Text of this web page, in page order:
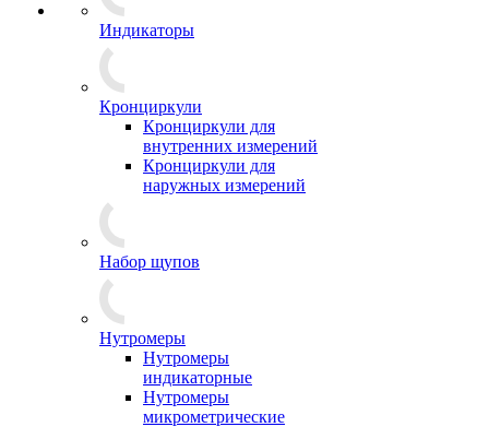
Индикаторы
Кронциркули
Кронциркули для
внутренних измерений
Кронциркули для
наружных измерений
Набор щупов
Нутромеры
Нутромеры
индикаторные
Нутромеры
микрометрические